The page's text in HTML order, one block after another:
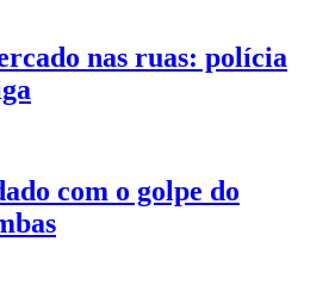
nas ruas: polícia
com o golpe do